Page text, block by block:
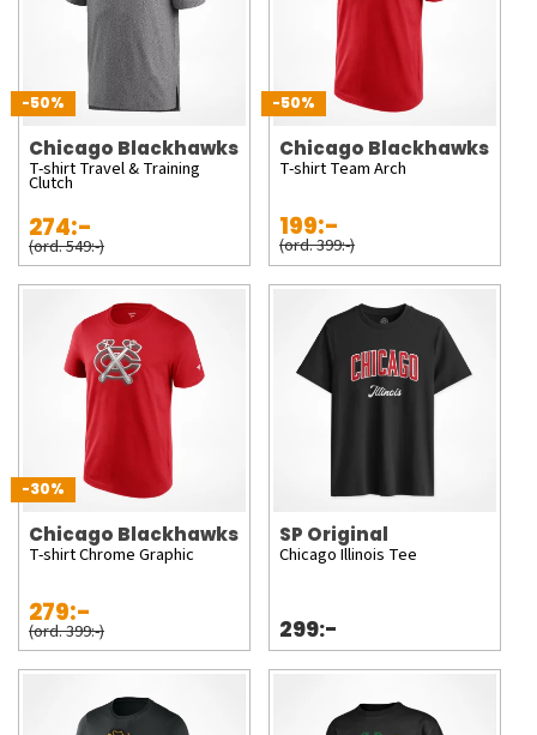
-50%
Chicago Blackhawks
T-shirt Travel & Training
Clutch
274:-
(ord. 549:-)
-50%
Chicago Blackhawks
T-shirt Team Arch
199:-
(ord. 399:-)
-30%
Chicago Blackhawks
T-shirt Chrome Graphic
279:-
(ord. 399:-)
SP Original
Chicago Illinois Tee
299:-